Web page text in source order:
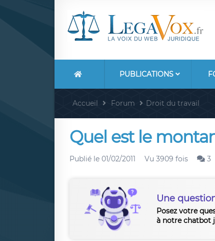
PUBLICATIONS
Accueil Forum Droit du travail
Quel est le
Publié le 01/02/2011 Vu 3909 fois 3
Une
Posez votre
à notre chatbot